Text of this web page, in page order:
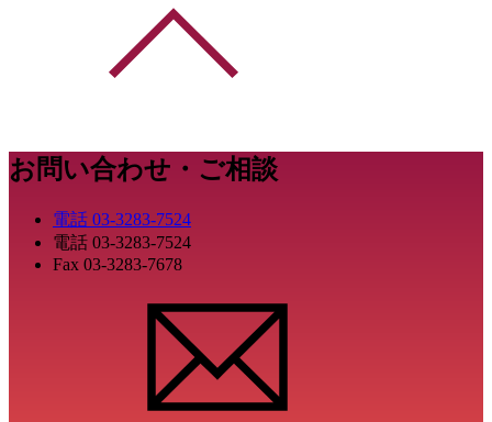
お問い合わせ・ご相談
電話 03-3283-7524
電話 03-3283-7524
Fax 03-3283-7678